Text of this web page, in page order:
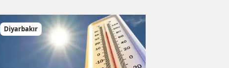
Diyarbakır